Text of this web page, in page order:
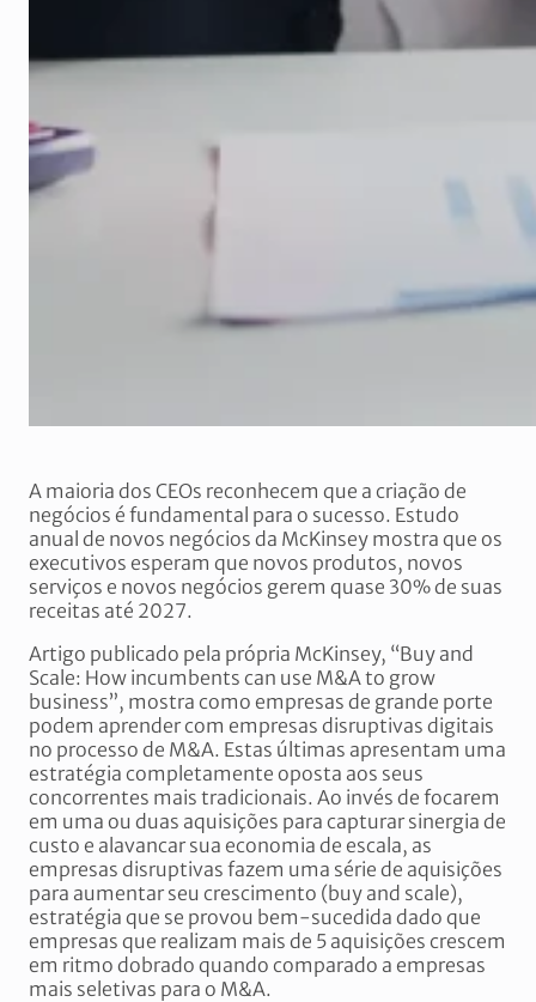
A maioria dos CEOs reconhecem que a criação de
negócios é fundamental para o sucesso. Estudo
anual de novos negócios da McKinsey mostra que os
executivos esperam que novos produtos, novos
serviços e novos negócios gerem quase 30% de suas
receitas até 2027.
Artigo publicado pela própria McKinsey, “Buy and
Scale: How incumbents can use M&A to grow
business”, mostra como empresas de grande porte
podem aprender com empresas disruptivas digitais
no processo de M&A. Estas últimas apresentam uma
estratégia completamente oposta aos seus
concorrentes mais tradicionais. Ao invés de focarem
em uma ou duas aquisições para capturar sinergia de
custo e alavancar sua economia de escala, as
empresas disruptivas fazem uma série de aquisições
para aumentar seu crescimento (buy and scale),
estratégia que se provou bem-sucedida dado que
empresas que realizam mais de 5 aquisições crescem
em ritmo dobrado quando comparado a empresas
mais seletivas para o M&A.